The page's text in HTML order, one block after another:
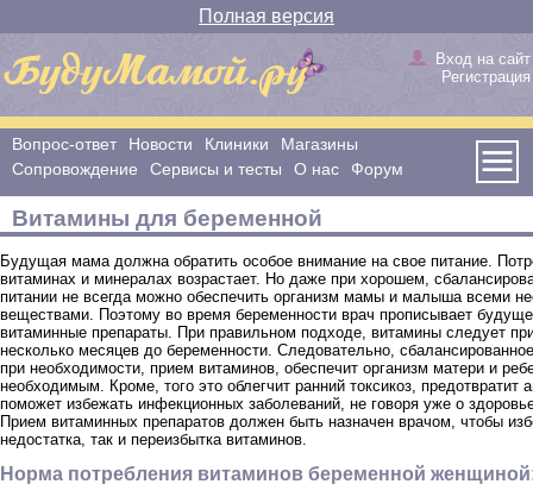
Полная версия
Вход на сайт
Регистрация
Вопрос-ответ Новости Клиники
Магазины
Сопровождение
Сервисы и тесты О нас Форум
Витамины для беременной
Будущая мама должна обратить особое внимание на свое питание.
витаминах и минералах возрастает. Но даже при хорошем,
питании не всегда можно обеспечить организм мамы и малыша всеми
веществами. Поэтому во время беременности врач прописывает
витаминные препараты. При правильном подходе, витамины следует
несколько месяцев до беременности. Следовательно,
при необходимости, прием витаминов, обеспечит организм матери и
необходимым. Кроме, того это облегчит ранний токсикоз, предотвратит
поможет избежать инфекционных заболеваний, не говоря уже о
Прием витаминных препаратов должен быть назначен врачом, чтобы
недостатка, так и переизбытка витаминов.
Норма потребления витаминов беременной